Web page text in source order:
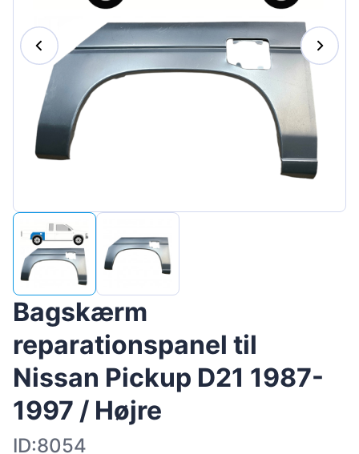
Lietuvių
Hrvatski
Bagskærm
reparationspanel til
Nissan Pickup D21 1987-
1997 / Højre
ID:8054